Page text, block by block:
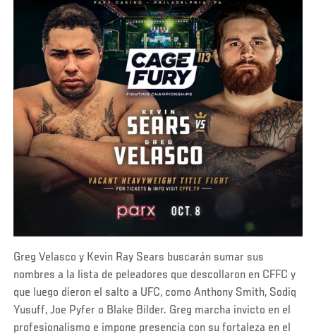
Greg Velasco y Kevin Ray Sears buscarán sumar sus
nombres a la lista de peleadores que descollaron en CFFC y
que luego dieron el salto a UFC, como Anthony Smith, Sodiq
Yusuff, Joe Pyfer o Blake Bilder. Greg marcha invicto en el
profesionalismo e impone presencia con su fortaleza en el